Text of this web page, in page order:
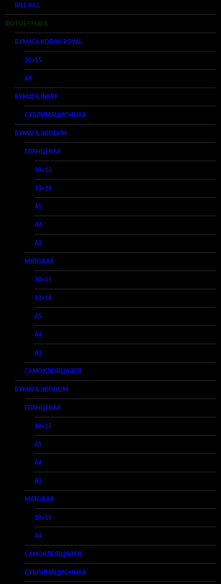
BILL KILL
ФОТОБУМАГА
БУМАГА KODAK ROYAL
10×15
A4
БУМАГА INKRF
СУБЛИМАЦИОННАЯ
БУМАГА ЭКОБУМ
ГЛЯНЦЕВАЯ
10×15
13×18
A5
A4
A3
МАТОВАЯ
10×15
13×18
A5
A4
A3
САМОКЛЕЯЩАЯСЯ
БУМАГА ЭКОНОМ
ГЛЯНЦЕВАЯ
10×15
A5
A4
A3
МАТОВАЯ
10×15
A4
САМОКЛЕЯЩАЯСЯ
СУБЛИМАЦИОННАЯ